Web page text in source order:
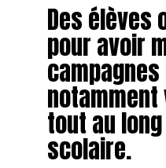
Des élèves
pour avoir
tout au
scolaire.